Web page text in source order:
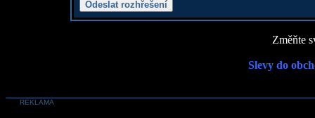
Změňte
Slevy do
REKLAMA